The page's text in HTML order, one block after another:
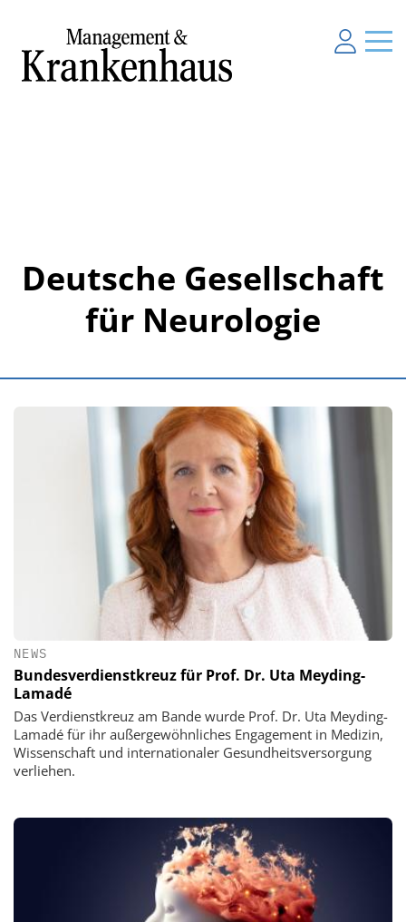
Deutsche Gesellschaft
für Neurologie
NEWS
Bundesverdienstkreuz für Prof. Dr. Uta Meyding-
Lamadé
Das Verdienstkreuz am Bande wurde Prof. Dr. Uta Meyding-
Lamadé für ihr außergewöhnliches Engagement in Medizin,
Wissenschaft und internationaler Gesundheitsversorgung
verliehen.